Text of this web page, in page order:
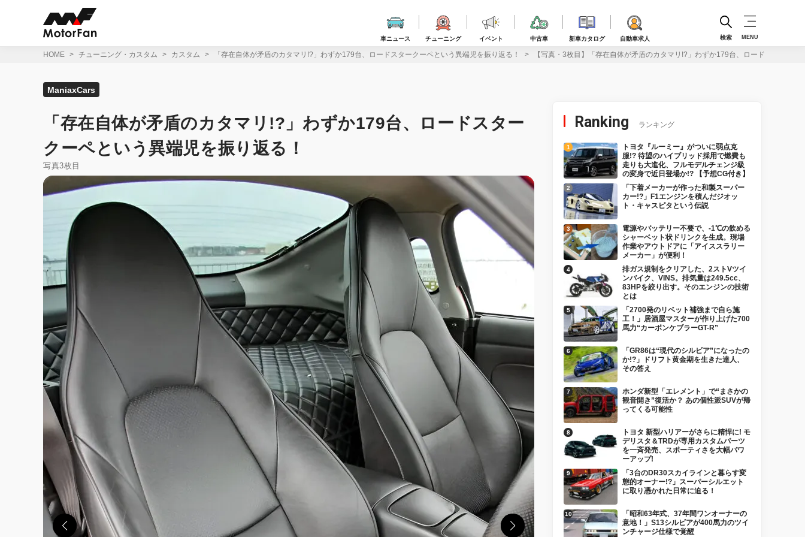
車ニュース チューニング イベント 中古車 新車カタログ 自動車求人 検索 MENU
HOME チューニング・カスタム カスタム 「存在自体が矛盾のカタマリ!?」わずか179台、ロードスタークーペという異端児を振り返る！ 【写真・3枚目】「存在自体が矛盾のカタマリ!?」わずか179台、ロードスターク
ManiaxCars
「存在自体が矛盾のカタマリ!?」わずか179台、ロードスター
クーペという異端児を振り返る！
写真3枚目
Ranking ランキング
トヨタ『ルーミー』がついに弱点克
服!? 待望のハイブリッド採用で燃費も
走りも大進化、フルモデルチェンジ級
の変身で近日登場か!? 【予想CG付き】
「下着メーカーが作った和製スーパー
カー!?」F1エンジンを積んだジオッ
ト・キャスピタという伝説
電源やバッテリー不要で、-1℃の飲める
シャーベット状ドリンクを生成。現場
作業やアウトドアに「アイススラリー
メーカー」が便利！
排ガス規制をクリアした、2ストVツイ
ンバイク、VINS。排気量は249.5cc、
83HPを絞り出す。そのエンジンの技術
とは
「2700発のリベット補強まで自ら施
工！」居酒屋マスターが作り上げた700
馬力“カーボンケブラーGT-R”
「GR86は“現代のシルビア”になったの
か!?」ドリフト黄金期を生きた達人、
その答え
ホンダ新型「エレメント」で“まさかの
観音開き”復活か？ あの個性派SUVが帰
ってくる可能性
トヨタ 新型ハリアーがさらに精悍に! モ
デリスタ＆TRDが専用カスタムパーツ
を一斉発売、スポーティさを大幅パワ
ーアップ!
「3台のDR30スカイラインと暮らす変
態的オーナー!?」スーパーシルエット
に取り憑かれた日常に迫る！
「昭和63年式、37年間ワンオーナーの
意地！」S13シルビアが400馬力のツイ
ンチャージ仕様で覚醒